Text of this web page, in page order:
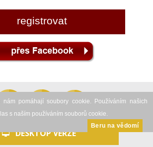
nám pomáhají soubory cookie. Používáním našich
s naším používáním souborů cookie.
Beru na vědomí
Zavřít reklamu
DESKTOP VERZE